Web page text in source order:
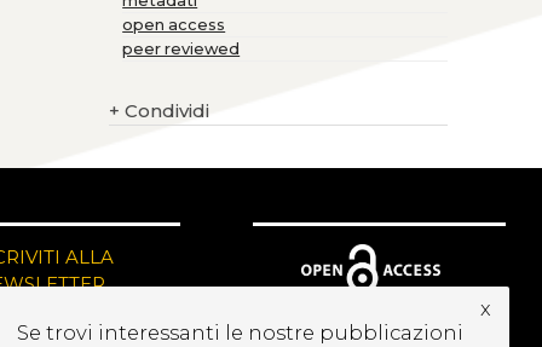
open access
peer reviewed
+ Condividi
ALLA
Se trovi interessanti le nostre pubblicazioni
x